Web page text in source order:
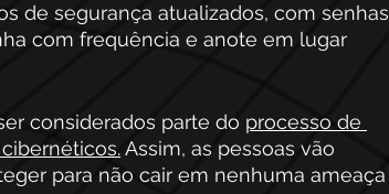
de segurança atualizados, com senhas
com frequência e anote em lugar
considerados parte do processo de
Assim, as pessoas vão
para não cair em nenhuma ameaça